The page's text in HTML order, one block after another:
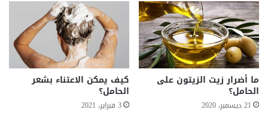
ما أضرار زيت الزيتون على
الحامل؟
21 ديسمبر، 2020
كيف يمكن الاعتناء بشعر
الحامل؟
3 فبراير، 2021